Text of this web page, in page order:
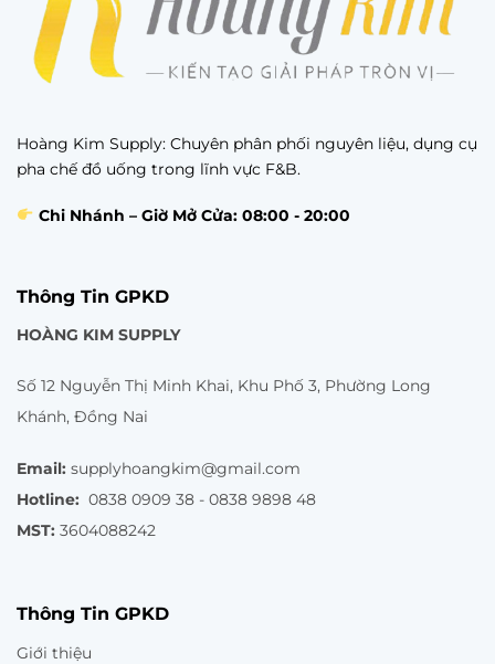
Hoàng Kim Supply: Chuyên phân phối nguyên liệu, dụng cụ
pha chế đồ uống trong lĩnh vực F&B.
Chi Nhánh – Giờ Mở Cửa: 08:00 - 20:00
Thông Tin GPKD
HOÀNG KIM SUPPLY
Số 12 Nguyễn Thị Minh Khai, Khu Phố 3, Phường Long
Khánh, Đồng Nai
Email: supplyhoangkim@gmail.com
Hotline: 0838 0909 38 - 0838 9898 48
MST: 3604088242
Thông Tin GPKD
Giới thiệu